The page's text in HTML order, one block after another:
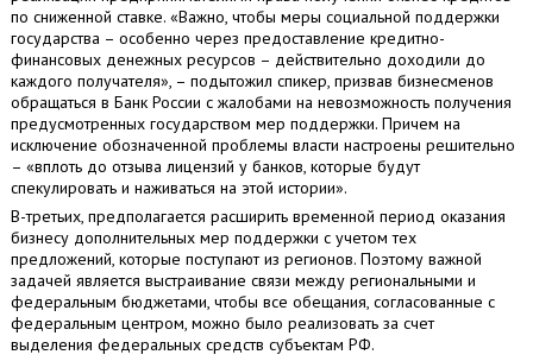
по сниженной ставке. «Важно, чтобы меры социальной поддержки
государства – особенно через предоставление кредитно-
финансовых денежных ресурсов – действительно доходили до
каждого получателя», – подытожил спикер, призвав бизнесменов
обращаться в Банк России с жалобами на невозможность получения
предусмотренных государством мер поддержки. Причем на
исключение обозначенной проблемы власти настроены решительно
– «вплоть до отзыва лицензий у банков, которые будут
спекулировать и наживаться на этой истории».
В-третьих, предполагается расширить временной период оказания
бизнесу дополнительных мер поддержки с учетом тех
предложений, которые поступают из регионов. Поэтому важной
задачей является выстраивание связи между региональными и
федеральным бюджетами, чтобы все обещания, согласованные с
федеральным центром, можно было реализовать за счет
выделения федеральных средств субъектам РФ.